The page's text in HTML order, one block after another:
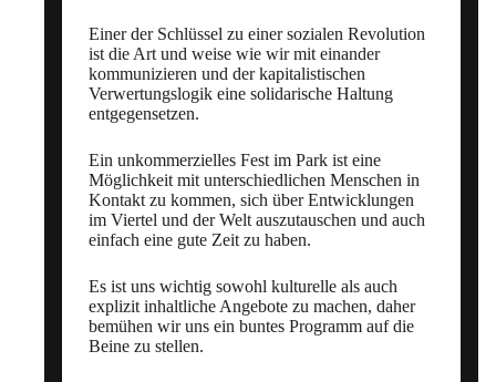
Einer der Schlüssel zu einer sozialen Revolution
ist die Art und weise wie wir mit einander
kommunizieren und der kapitalistischen
Verwertungslogik eine solidarische Haltung
entgegensetzen.
Ein unkommerzielles Fest im Park ist eine
Möglichkeit mit unterschiedlichen Menschen in
Kontakt zu kommen, sich über Entwicklungen
im Viertel und der Welt auszutauschen und auch
einfach eine gute Zeit zu haben.
Es ist uns wichtig sowohl kulturelle als auch
explizit inhaltliche Angebote zu machen, daher
bemühen wir uns ein buntes Programm auf die
Beine zu stellen.